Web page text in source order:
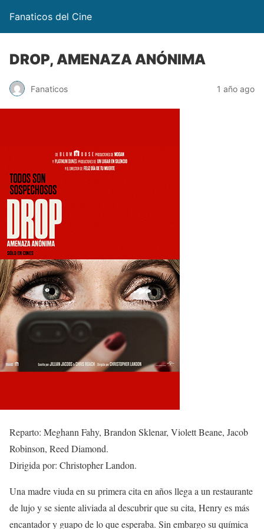
Fanaticos del Cine
DROP, AMENAZA ANÓNIMA
Fanaticos 1 año ago
Reparto: Meghann Fahy, Brandon Sklenar, Violett Beane, Jacob
Robinson, Reed Diamond.
Dirigida por: Christopher Landon.
Una madre viuda en su primera cita en años llega a un restaurante
de lujo y se siente aliviada al descubrir que su cita, Henry es más
encantador y guapo de lo que esperaba. Sin embargo su química